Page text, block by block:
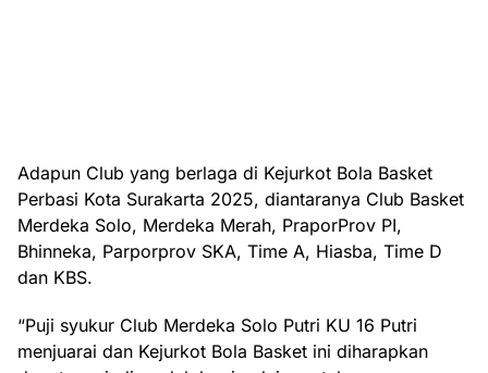
Adapun Club yang berlaga di Kejurkot Bola Basket
Perbasi Kota Surakarta 2025, diantaranya Club Basket
Merdeka Solo, Merdeka Merah, PraporProv PI,
Bhinneka, Parporprov SKA, Time A, Hiasba, Time D
dan KBS.
“Puji syukur Club Merdeka Solo Putri KU 16 Putri
menjuarai dan Kejurkot Bola Basket ini diharapkan